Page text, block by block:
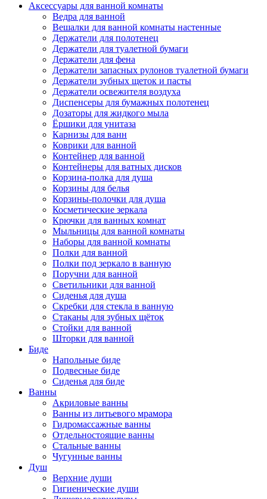
Аксессуары для ванной комнаты
Ведра для ванной
Вешалки для ванной комнаты настенные
Держатели для полотенец
Держатели для туалетной бумаги
Держатели для фена
Держатели запасных рулонов туалетной бумаги
Держатели зубных щеток и пасты
Держатели освежителя воздуха
Диспенсеры для бумажных полотенец
Дозаторы для жидкого мыла
Ёршики для унитаза
Карнизы для ванн
Коврики для ванной
Контейнер для ванной
Контейнеры для ватных дисков
Корзина-полка для душа
Корзины для белья
Корзины-полочки для душа
Косметические зеркала
Крючки для ванных комнат
Мыльницы для ванной комнаты
Наборы для ванной комнаты
Полки для ванной
Полки под зеркало в ванную
Поручни для ванной
Светильники для ванной
Сиденья для душа
Скребки для стекла в ванную
Стаканы для зубных щёток
Стойки для ванной
Шторки для ванной
Биде
Напольные биде
Подвесные биде
Сиденья для биде
Ванны
Акриловые ванны
Ванны из литьевого мрамора
Гидромассажные ванны
Отдельностоящие ванны
Стальные ванны
Чугунные ванны
Душ
Верхние души
Гигиенические души